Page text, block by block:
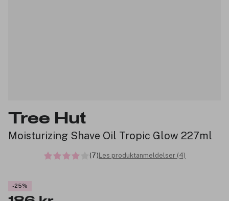
Tree Hut
Moisturizing Shave Oil Tropic Glow 227ml
(7) Les produktanmeldelser (4)
-25%